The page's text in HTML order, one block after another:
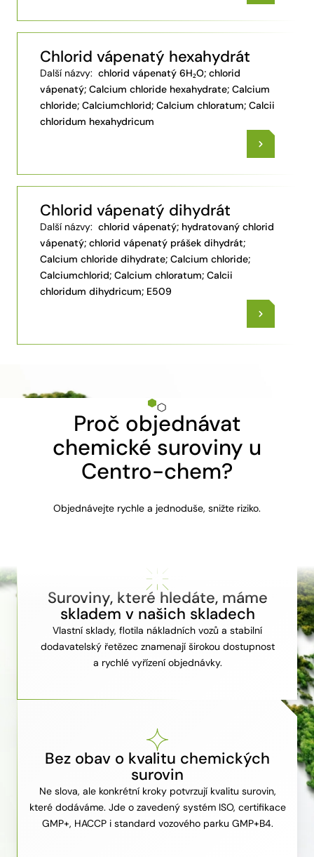
Chlorid vápenatý hexahydrát
Další názvy: chlorid vápenatý 6H₂O; chlorid
vápenatý; Calcium chloride hexahydrate; Calcium
chloride; Calciumchlorid; Calcium chloratum; Calcii
chloridum hexahydricum
Chlorid vápenatý dihydrát
Další názvy: chlorid vápenatý; hydratovaný chlorid
vápenatý; chlorid vápenatý prášek dihydrát;
Calcium chloride dihydrate; Calcium chloride;
Calciumchlorid; Calcium chloratum; Calcii
chloridum dihydricum; E509
Proč objednávat
chemické suroviny u
Centro-chem?
Objednávejte rychle a jednoduše, snižte riziko.
Suroviny, které hledáte, máme
skladem v našich skladech
Vlastní sklady, flotila nákladních vozů a stabilní
dodavatelský řetězec znamenají širokou dostupnost
a rychlé vyřízení objednávky.
Bez obav o kvalitu chemických
surovin
Ne slova, ale konkrétní kroky potvrzují kvalitu surovin,
které dodáváme. Jde o zavedený systém ISO, certifikace
GMP+, HACCP i standard vozového parku GMP+B4.